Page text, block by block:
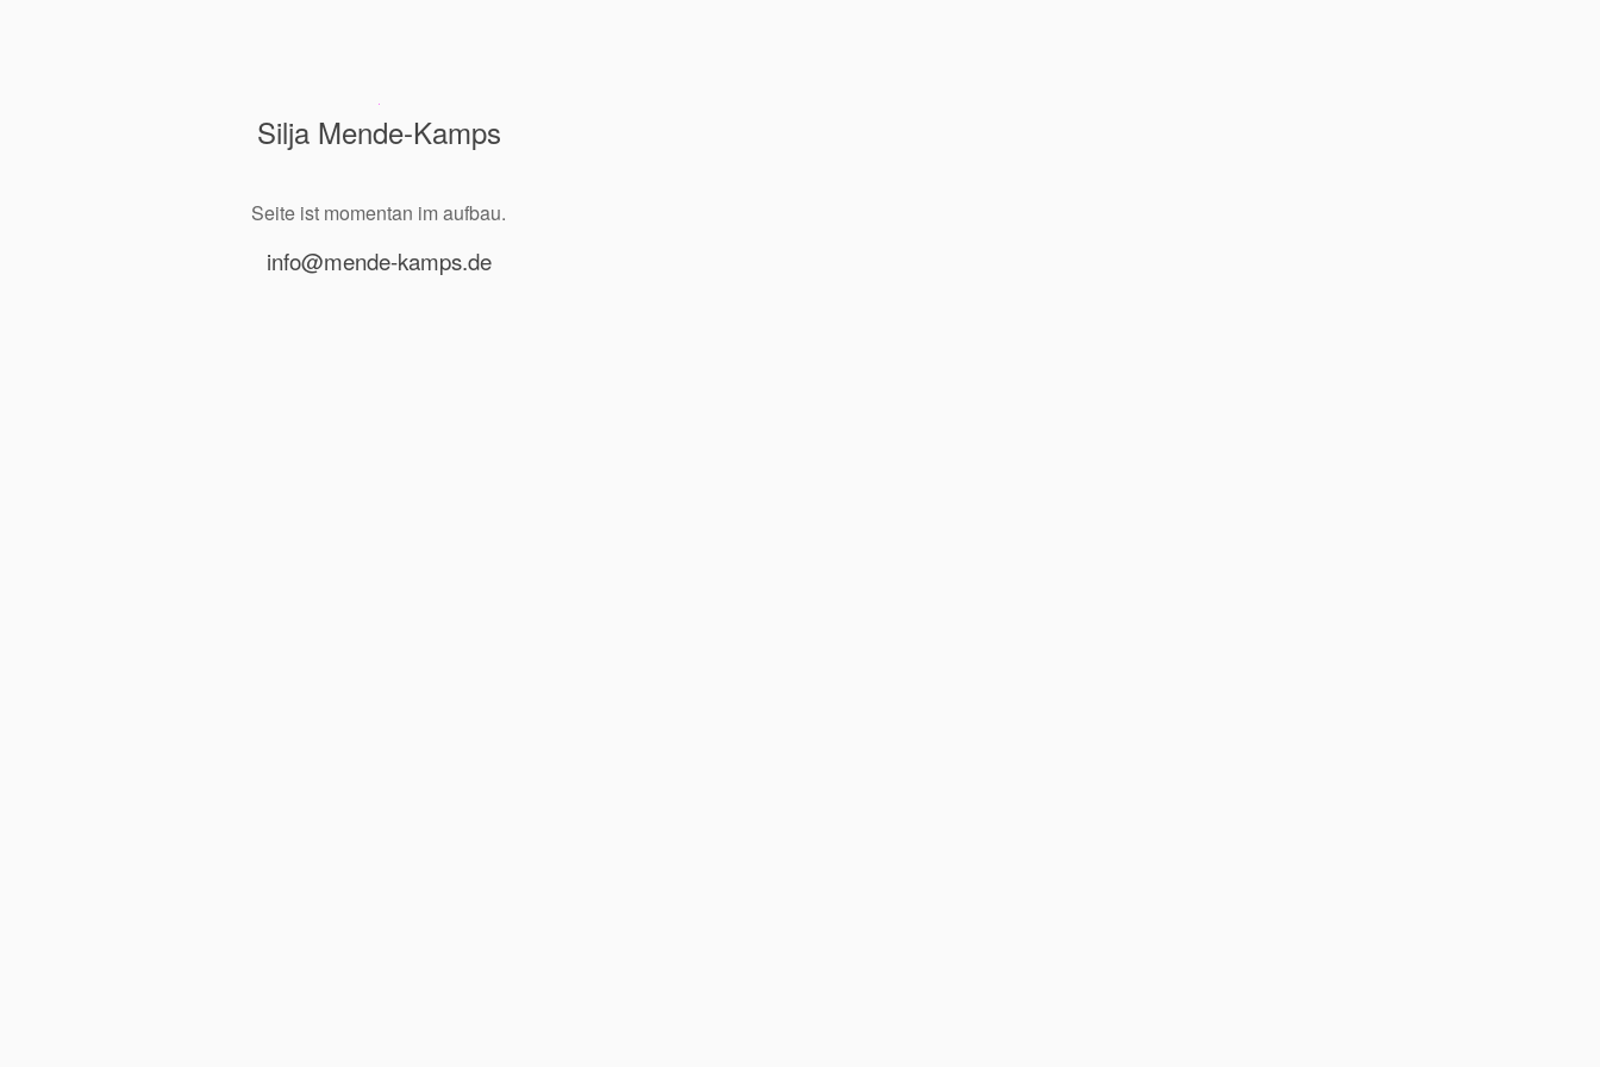
Silja Mende-Kamps
Seite ist momentan im aufbau.
info@mende-kamps.de